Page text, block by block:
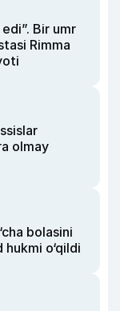
Bir umr
Rimma
olmay
bolasini
o‘qildi